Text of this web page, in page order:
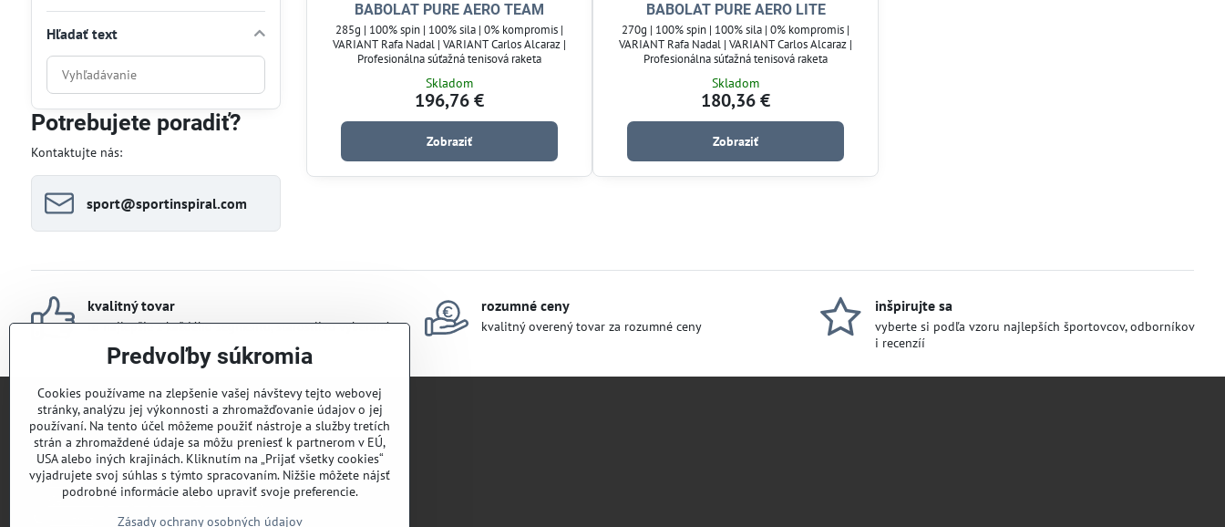
BABOLAT PURE AERO TEAM
285g | 100% spin | 100% sila | 0% kompromis |
VARIANT Rafa Nadal | VARIANT Carlos Alcaraz |
Profesionálna súťažná tenisová raketa
Skladom
196,76 €
Zobraziť
BABOLAT PURE AERO LITE
270g | 100% spin | 100% sila | 0% kompromis |
VARIANT Rafa Nadal | VARIANT Carlos Alcaraz |
Profesionálna súťažná tenisová raketa
Skladom
180,36 €
Zobraziť
Hľadať text
Prehľadať
výsledky
filtra
fulltextom
Potrebujete poradiť?
Kontaktujte nás:
sport​@sportinspiral​.com
kvalitný tovar
to najlepšie z každého segmentu, starostlivo vyberané
rozumné ceny
kvalitný overený tovar za rozumné ceny
inšpirujte sa
vyberte si podľa vzoru najlepších športovcov, odborníkov
i recenzíí
Titulka | Home
MiniBlog
Mapa stránky
Obchodné podmienky
Cenník dopravy a platobné podmienky
Predvoľby súkromia
Cookies používame na zlepšenie vašej návštevy tejto webovej
stránky, analýzu jej výkonnosti a zhromažďovanie údajov o jej
používaní. Na tento účel môžeme použiť nástroje a služby tretích
strán a zhromaždené údaje sa môžu preniesť k partnerom v EÚ,
USA alebo iných krajinách. Kliknutím na „Prijať všetky cookies“
vyjadrujete svoj súhlas s týmto spracovaním. Nižšie môžete nájsť
podrobné informácie alebo upraviť svoje preferencie.
Zásady ochrany osobných údajov